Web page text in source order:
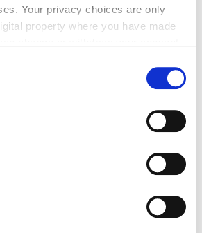
Your privacy choices are only
property where you have made
about your geographical location
by actively scanning it for
how your personal data is processed
in the
rückwärts ein.